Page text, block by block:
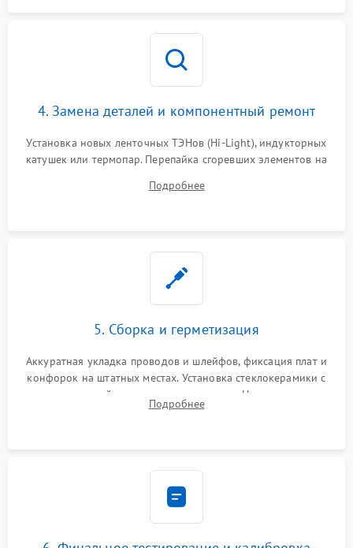
4. Замена деталей и компонентный ремонт
Установка новых ленточных ТЭНов (Hi-Light), индукторных
катушек или термопар. Перепайка сгоревших элементов на
дорожек. Очистка контактов и замена поврежденной
Подробнее
5. Сборка и герметизация
Аккуратная укладка проводов и шлейфов, фиксация плат и
конфорок на штатных местах. Установка стеклокерамики с
проверкой равномерности зазоров. Нанесение
термостойкого герметика или укладка уплотнительной
Подробнее